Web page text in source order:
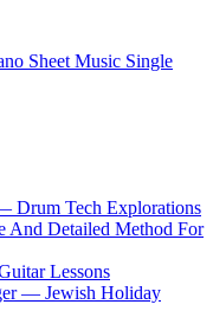
Sheet Music Single
Drum Tech Explorations
And Detailed Method For
Lessons
— Jewish Holiday